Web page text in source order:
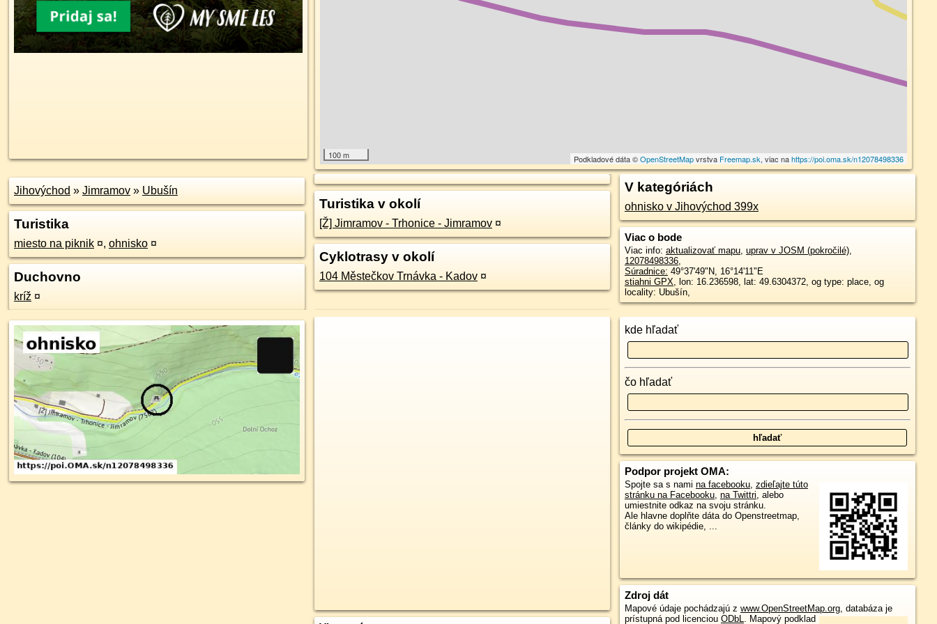
100 m Podkladové dáta ©OpenStreetMapvrstva Freemap.sk, viac nahttps://poi.oma.sk/n12078498336
Jihovýchod » Jimramov » Ubušín
Turistika
miesto na piknik ¤, ohnisko ¤
Duchovno
kríž ¤
Turistika v okolí
[Ž] Jimramov - Trhonice - Jimramov ¤
Cyklotrasy v okolí
104 Městečkov Trnávka - Kadov ¤
V kategóriách
ohnisko v Jihovýchod 399x
Viac o bode
Viac info: aktualizovať mapu, uprav v JOSM (pokročilé),
12078498336,
Súradnice: 49°37'49"N, 16°14'11"E
stiahni GPX, lon: 16.236598, lat: 49.6304372, og type: place, og
locality: Ubušín,
kde hľadať
čo hľadať
Podpor projekt OMA:
Spojte sa s nami na facebooku, zdieľajte túto
stránku na Facebooku, na Twittri, alebo
umiestnite odkaz na svoju stránku.
Ale hlavne doplňte dáta do Openstreetmap,
články do wikipédie, ...
Zdroj dát
Mapové údaje pochádzajú z www.OpenStreetMap.org, databáza je
prístupná pod licenciou ODbL. Mapový podklad